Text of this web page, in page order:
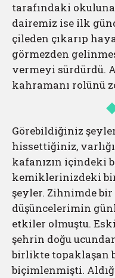
tarafındaki
dairemiz ise ilk
çileden çıkarıp
görmezden
vermeyi sürdürdü.
kahramanı rolünü
Görebildiğiniz
hissettiğiniz,
kafanızın içindeki
kemiklerinizdeki bir
şeyler. Zihnimde
düşüncelerimin
etkiler olmuştu.
şehrin doğu
birlikte topaklaşan
biçimlenmişti.